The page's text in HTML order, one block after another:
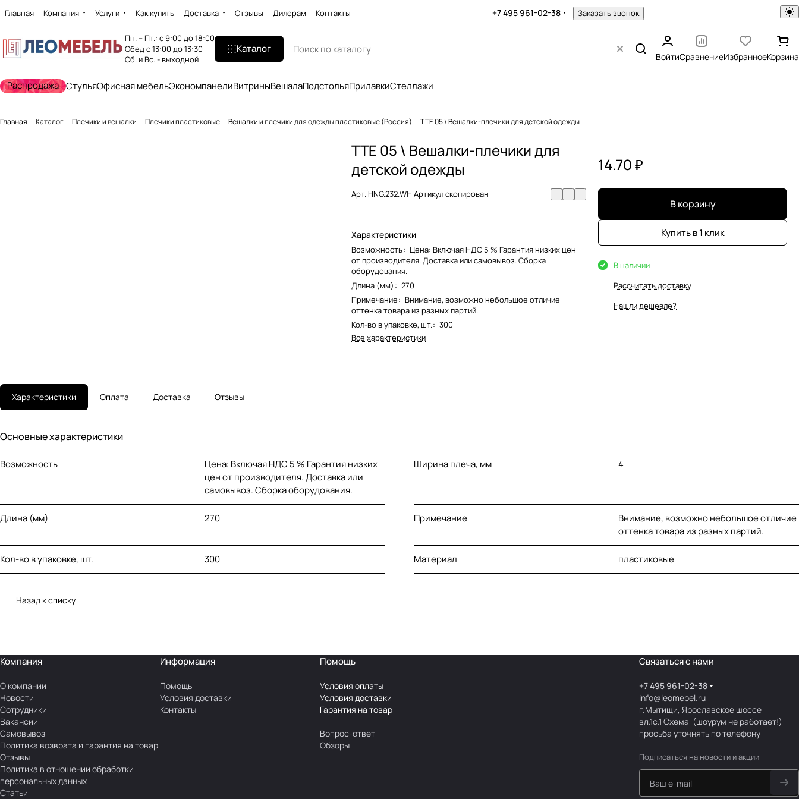
Главная Компания Услуги Как купить Доставка Отзывы Дилерам Контакты +7 495 961-02-38 Заказать звонок
Пн. – Пт.: с 9:00 до 18:00
Обед с 13:00 до 13:30
Сб. и Вс. - выходной
Каталог
ВойтиСравнениеИзбранноеКорзина
Распродажа СтульяОфисная мебельЭкономпанелиВитриныВешалаПодстольяПрилавкиСтеллажи
Главная Каталог Плечики и вешалки Плечики пластиковые Вешалки и плечики для одежды пластиковые (Россия) TTE 05 \ Вешалки-плечики для детской одежды
TTE 05 \ Вешалки-плечики для
детской одежды
Арт.HNG.232.WH Артикул скопирован
Характеристики
Возможность: Цена: Включая НДС 5 % Гарантия низких цен
от производителя. Доставка или самовывоз. Сборка
оборудования.
Длина (мм) : 270
Примечание: Внимание, возможно небольшое отличие
оттенка товара из разных партий.
Кол-во в упаковке, шт.: 300
Все характеристики
14.70 ₽
В корзину
Купить в 1 клик
В наличии
Рассчитать доставку
Нашли дешевле?
Характеристики Оплата Доставка Отзывы
Основные характеристики
Возможность
Цена: Включая НДС 5 % Гарантия низких
цен от производителя. Доставка или
самовывоз. Сборка оборудования.
Ширина плеча, мм 4
Длина (мм) 270 Примечание
Внимание, возможно небольшое отличие
оттенка товара из разных партий.
Кол-во в упаковке, шт. 300 Материал пластиковые
Назад к списку
Компания
О компании
Новости
Сотрудники
Вакансии
Самовывоз
Политика возврата и гарантия на товар
Отзывы
Политика в отношении обработки
персональных данных
Статьи
Информация
Помощь
Условия доставки
Контакты
Помощь
Условия оплаты
Условия доставки
Гарантия на товар
Вопрос-ответ
Обзоры
Связаться с нами
+7 495 961-02-38
info@leomebel.ru
г.Мытищи, Ярославское шоссе
вл.1с.1Схема (шоурум не работает!)
просьба уточнять по телефону
Подписаться на новости и акции